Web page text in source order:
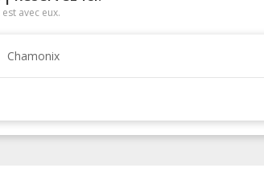
avec eux.
Chamonix